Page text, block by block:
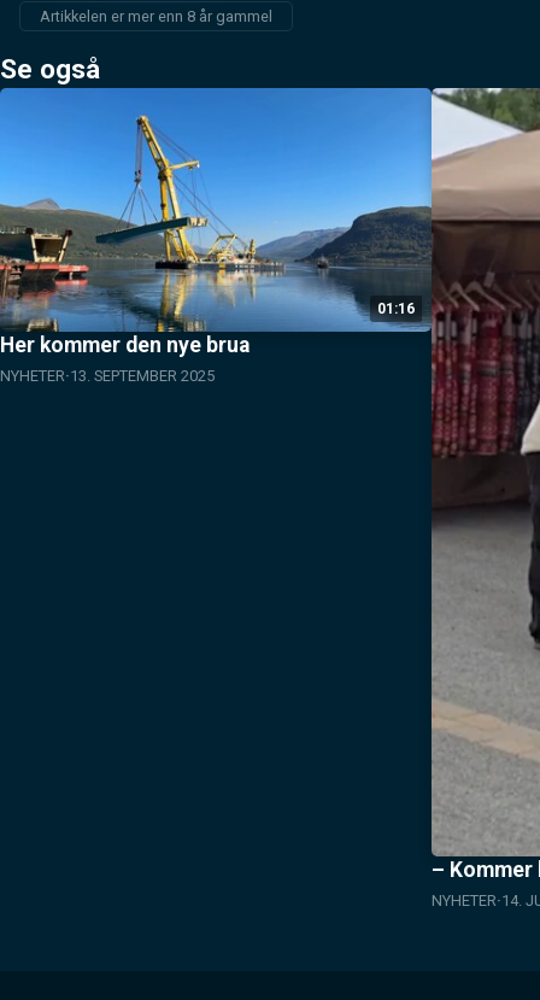
Artikkelen er mer enn 8 år gammel
Se også
01:16
Her kommer den nye brua
NYHETER 13. SEPTEMBER 2025
–
NYHETER 14.